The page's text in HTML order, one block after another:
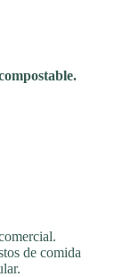
de comida